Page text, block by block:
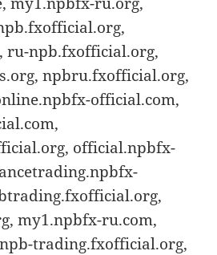
ru-npb.fxofficial.org,
npbru.fxofficial.org,
official.com,
official.npbfx-
my1.npbfx-ru.com,
trading.fxofficial.org,